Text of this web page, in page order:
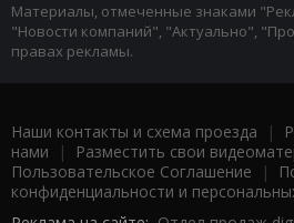
Материалы, отмеченные знаками
"Новости компаний", "Актуально",
правах рекламы.
Наши контакты и схема проезда |
нами | Разместить свои
Пользовательское Соглашение |
конфиденциальности и